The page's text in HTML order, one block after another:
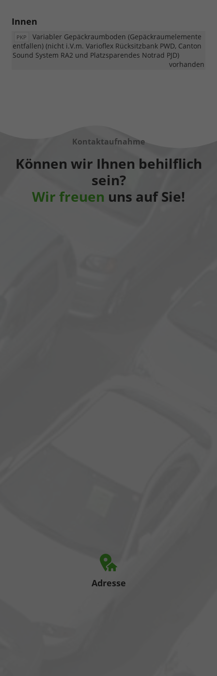
Innen
PKP
Variabler Gepäckraumboden (Gepäckraumelemente
entfallen) (nicht i.V.m. Varioflex Rücksitzbank PWD, Canton
Sound System RA2 und Platzsparendes Notrad PJD)
vorhanden
Kontaktaufnahme
Können wir Ihnen behilflich
sein?
Wir freuen uns auf Sie!
Adresse